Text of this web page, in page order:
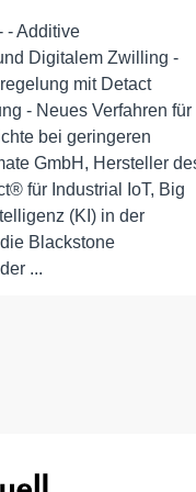
- Additive
Digitalem Zwilling -
mit Detact
- Neues Verfahren für
bei geringeren
GmbH, Hersteller
für Industrial IoT, Big
(KI) in der
Blackstone
...